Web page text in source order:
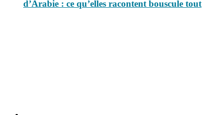
d’Arabie : ce qu’elles racontent bouscule tout